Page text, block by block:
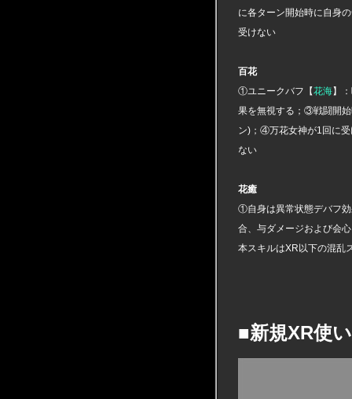
に各ターン開始時に自身
受けない
百花
①ユニークバフ【花海】
果を無視する；③戦闘開
ン)；④万花女神が1回に
ない
花癒
①自身は異常状態デバフ
合、与ダメージおよび会
本スキルはXR以下の混乱
■新規XR使